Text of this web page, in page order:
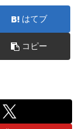
はてブ
コピー